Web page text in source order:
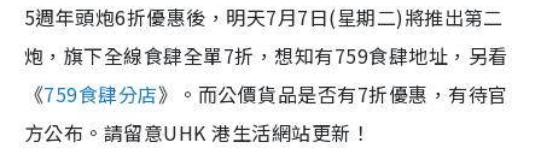
5週年頭炮6折優惠後，明天7月7日(星期二)將推出第二
炮，旗下全線食肆全單7折，想知有759食肆地址，另看
《759食肆分店》。而公價貨品是否有7折優惠，有待官
方公布。請留意UHK 港生活網站更新！